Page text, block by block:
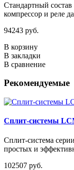
Стандартный
компрессор и реле
94243 руб.
В корзину
В закладки
В сравнение
Рекомендуемые
Сплит-системы
Сплит-система
простых и
102507 руб.